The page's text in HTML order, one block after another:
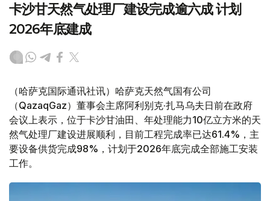
卡沙甘天然气处理厂建设完成逾六成 计划
2026年底建成
（哈萨克国际通讯社讯）哈萨克天然气国有公司
（QazaqGaz）董事会主席阿利别克·扎马乌夫日前在政府
会议上表示，位于卡沙甘油田、年处理能力10亿立方米的天
然气处理厂建设进展顺利，目前工程完成率已达61.4%，主
要设备供货完成98%，计划于2026年底完成全部施工安装
工作。